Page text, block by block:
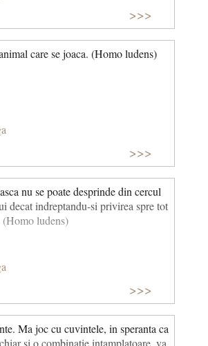
>>>
care se joaca. (Homo ludens)
>>>
nu se poate desprinde din cercul
decat indreptandu-si privirea spre tot
(Homo ludens)
>>>
Ma joc cu cuvintele, in speranta ca
si o combinatie intamplatoare, va